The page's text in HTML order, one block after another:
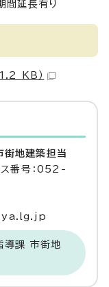
延長有り
KB）
地建築担当
番号：052-
導課 市街地